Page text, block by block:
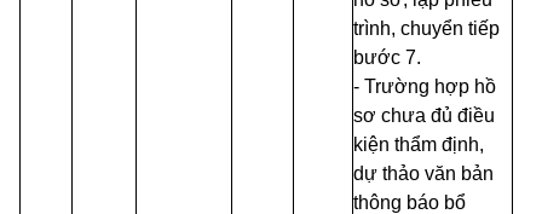
trình, chuyển tiếp
bước 7.
- Trường hợp hồ
sơ chưa đủ điều
kiện thẩm định,
dự thảo văn bản
thông báo bổ